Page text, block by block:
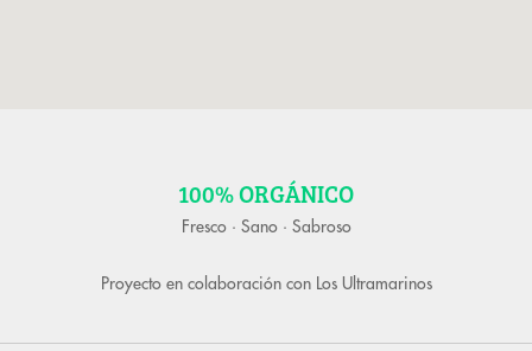
100% ORGÁNICO
Fresco · Sano · Sabroso
Proyecto en colaboración con Los Ultramarinos